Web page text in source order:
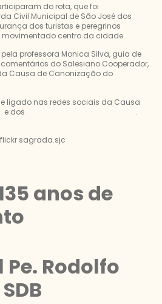
do rota, que foi
Civil Municipal de São José dos
dos turistas e peregrinos
movimentado centro da cidade.
professora Monica Silva, guia de
do Salesiano Cooperador,
Causa de Canonização do
ligado nas redes sociais da Causa
e dos
.
sagrada.sjc
anos de
Rodolfo